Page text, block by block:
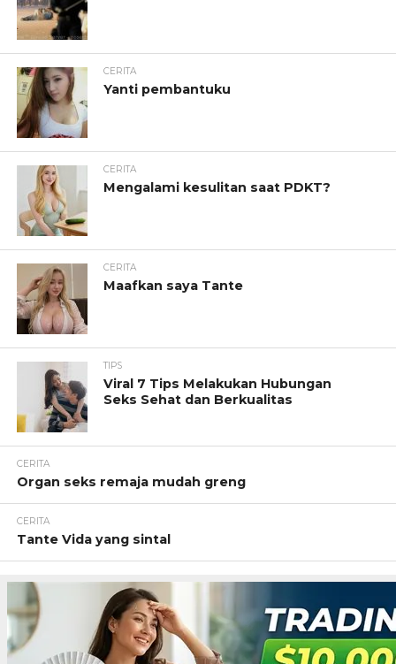
CERITA
Yanti pembantuku
CERITA
Mengalami kesulitan saat PDKT?
CERITA
Maafkan saya Tante
TIPS
Viral 7 Tips Melakukan Hubungan
Seks Sehat dan Berkualitas
CERITA
Organ seks remaja mudah greng
CERITA
Tante Vida yang sintal